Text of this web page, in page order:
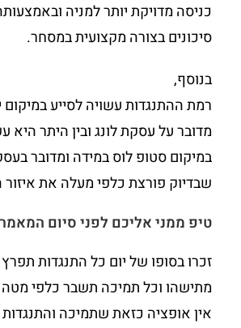
כניסה מדויקת יותר למניה
סיכונים בצורה מקצועית במסחר.
בנוסף,
רמת ההתנגדות עשויה לסייע
מדובר על עסקת לונג ובין היתר היא
במיקום סטופ לוס במידה ומדובר
שבדיוק פורצת כלפי מעלה את איזור
טיפ ממני אליכם לפני סיום
זכרו בסופו של יום כל התנגדות
מתישהו וכל תמיכה תשבר כלפי מטה